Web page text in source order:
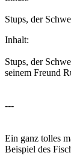
Stups, der
Inhalt:
Stups, der
seinem Freund
---
Ein ganz tolles
Beispiel des